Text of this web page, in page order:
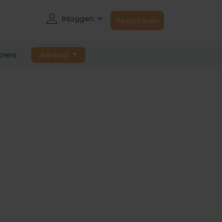
Inloggen Registreren
Aanbod